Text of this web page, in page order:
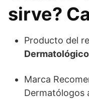
sirve?
Producto del
Marca
Dermatólogos